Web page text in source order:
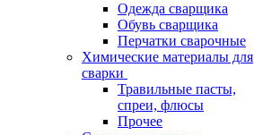
Одежда сварщика
Обувь сварщика
Перчатки сварочные
Химические материалы для
сварки
Травильные пасты,
спреи, флюсы
Прочее